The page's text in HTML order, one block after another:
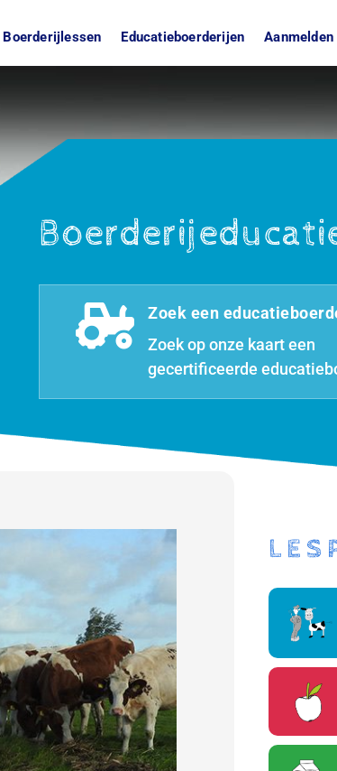
Boerderijlessen Educatieboerderijen

Zoek een
Zoek op onze kaart een
gecertificeerde